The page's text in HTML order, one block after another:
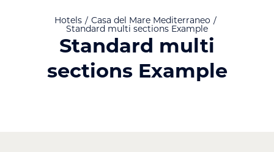
Hotels Casa del Mare Mediterraneo
Standard multi sections Example
Standard multi
sections Example